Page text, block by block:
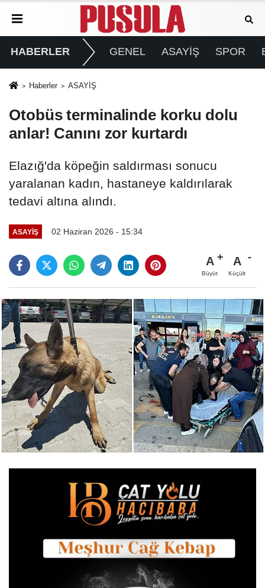
HABERLER GENEL ASAYİŞ SPOR
Haberler ASAYİŞ
Otobüs terminalinde korku dolu
anlar! Canını zor kurtardı
Elazığ'da köpeğin saldırması sonucu
yaralanan kadın, hastaneye kaldırılarak
tedavi altına alındı.
ASAYİŞ 02 Haziran 2026 - 15:34
A
Büyüt
A
Küçült